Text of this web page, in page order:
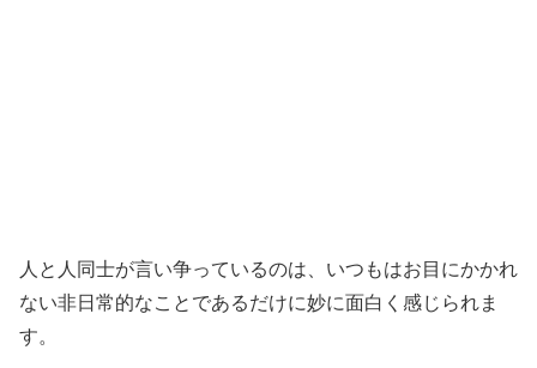
人と人同士が言い争っているのは、いつもはお目にかかれ
ない非日常的なことであるだけに妙に面白く感じられま
す。